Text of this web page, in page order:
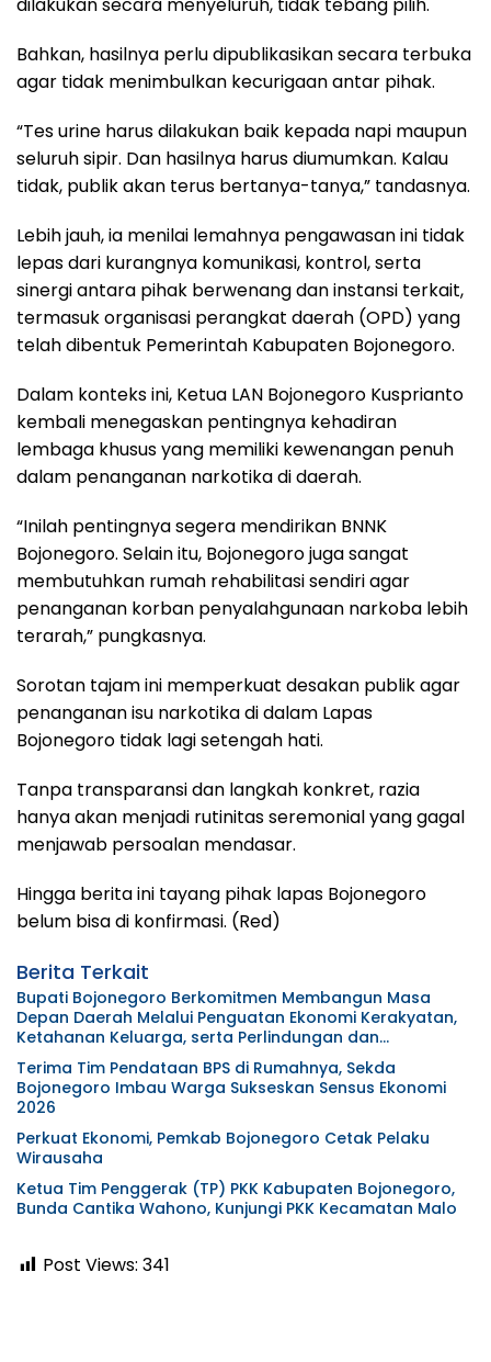
dilakukan secara menyeluruh, tidak tebang pilih.
Bahkan, hasilnya perlu dipublikasikan secara terbuka
agar tidak menimbulkan kecurigaan antar pihak.
“Tes urine harus dilakukan baik kepada napi maupun
seluruh sipir. Dan hasilnya harus diumumkan. Kalau
tidak, publik akan terus bertanya-tanya,” tandasnya.
Lebih jauh, ia menilai lemahnya pengawasan ini tidak
lepas dari kurangnya komunikasi, kontrol, serta
sinergi antara pihak berwenang dan instansi terkait,
termasuk organisasi perangkat daerah (OPD) yang
telah dibentuk Pemerintah Kabupaten Bojonegoro.
Dalam konteks ini, Ketua LAN Bojonegoro Kusprianto
kembali menegaskan pentingnya kehadiran
lembaga khusus yang memiliki kewenangan penuh
dalam penanganan narkotika di daerah.
“Inilah pentingnya segera mendirikan BNNK
Bojonegoro. Selain itu, Bojonegoro juga sangat
membutuhkan rumah rehabilitasi sendiri agar
penanganan korban penyalahgunaan narkoba lebih
terarah,” pungkasnya.
Sorotan tajam ini memperkuat desakan publik agar
penanganan isu narkotika di dalam Lapas
Bojonegoro tidak lagi setengah hati.
Tanpa transparansi dan langkah konkret, razia
hanya akan menjadi rutinitas seremonial yang gagal
menjawab persoalan mendasar.
Hingga berita ini tayang pihak lapas Bojonegoro
belum bisa di konfirmasi. (Red)
Berita Terkait
Bupati Bojonegoro Berkomitmen Membangun Masa
Depan Daerah Melalui Penguatan Ekonomi Kerakyatan,
Ketahanan Keluarga, serta Perlindungan dan
Pemenuhan Hak Anak
Terima Tim Pendataan BPS di Rumahnya, Sekda
Bojonegoro Imbau Warga Sukseskan Sensus Ekonomi
2026
Perkuat Ekonomi, Pemkab Bojonegoro Cetak Pelaku
Wirausaha
Ketua Tim Penggerak (TP) PKK Kabupaten Bojonegoro,
Bunda Cantika Wahono, Kunjungi PKK Kecamatan Malo
Post Views: 341